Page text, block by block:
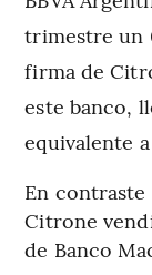
trimestre un
firma de
este banco,
equivalente a
En
Citrone
de Banco